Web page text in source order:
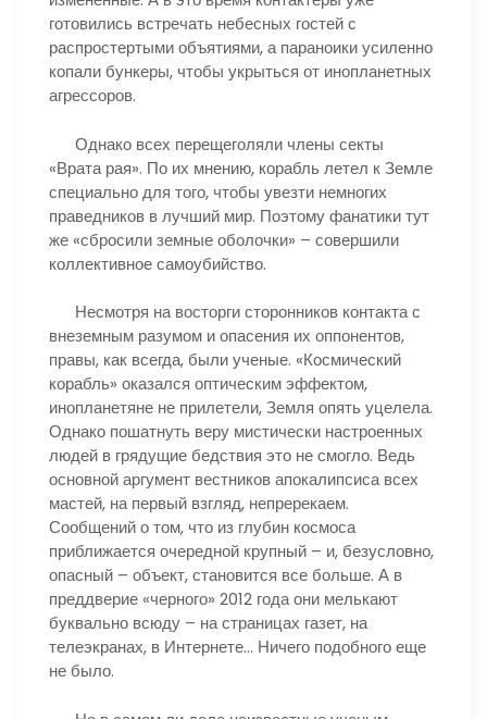
готовились встречать небесных гостей с
распростертыми объятиями, а параноики усиленно
копали бункеры, чтобы укрыться от инопланетных
агрессоров.
Однако всех перещеголяли члены секты
«Врата рая». По их мнению, корабль летел к Земле
специально для того, чтобы увезти немногих
праведников в лучший мир. Поэтому фанатики тут
же «сбросили земные оболочки» – совершили
коллективное самоубийство.
Несмотря на восторги сторонников контакта с
внеземным разумом и опасения их оппонентов,
правы, как всегда, были ученые. «Космический
корабль» оказался оптическим эффектом,
инопланетяне не прилетели, Земля опять уцелела.
Однако пошатнуть веру мистически настроенных
людей в грядущие бедствия это не смогло. Ведь
основной аргумент вестников апокалипсиса всех
мастей, на первый взгляд, непререкаем.
Сообщений о том, что из глубин космоса
приближается очередной крупный – и, безусловно,
опасный – объект, становится все больше. А в
преддверие «черного» 2012 года они мелькают
буквально всюду – на страницах газет, на
телеэкранах, в Интернете… Ничего подобного еще
не было.